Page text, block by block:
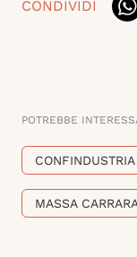
CONDIVIDI
POTREBBE
CONFINDUSTRIA
MASSA